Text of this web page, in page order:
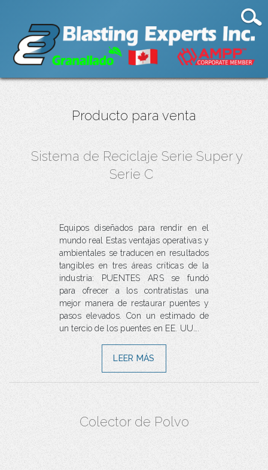
Producto para venta
Sistema de Reciclaje Serie Super y
Serie C
Equipos diseñados para rendir en el
mundo real Estas ventajas operativas y
ambientales se traducen en resultados
tangibles en tres áreas críticas de la
industria: PUENTES ARS se fundó
para ofrecer a los contratistas una
mejor manera de restaurar puentes y
pasos elevados. Con un estimado de
un tercio de los puentes en EE. UU….
LEER MÁS
Colector de Polvo